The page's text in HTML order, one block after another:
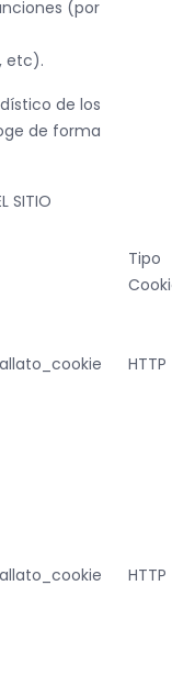
(por
etc).
de los
de forma
SITIO
Tipo
HTTP
HTTP